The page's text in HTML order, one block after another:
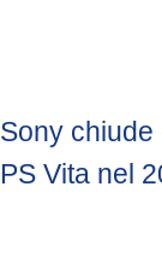
Sony chiude
PS Vita nel